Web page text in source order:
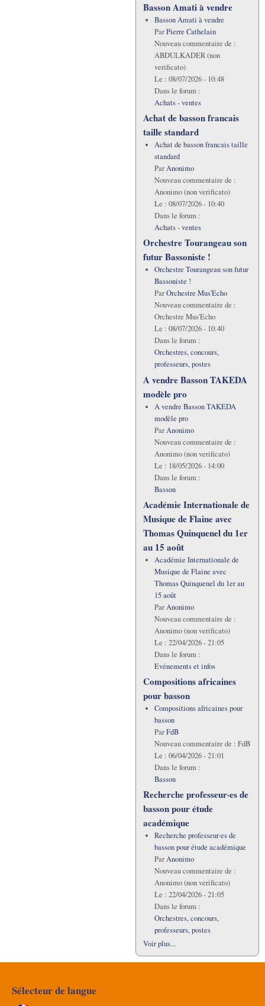
Basson Amati à vendre
Basson Amati à vendre
ParPierre Cathelain
Nouveau commentaire de :
ABDULKADER (non
verificato)
Le : 08/07/2026 - 10:48
Dans le forum :
Achats - ventes
Achat de basson francais
taille standard
Achat de basson francais taille
standard
ParAnonimo
Nouveau commentaire de :
Anonimo (non verificato)
Le : 08/07/2026 - 10:40
Dans le forum :
Achats - ventes
Orchestre Tourangeau son
futur Bassoniste !
Orchestre Tourangeau son futur
Bassoniste !
ParOrchestre Mus'Echo
Nouveau commentaire de :
Orchestre Mus'Echo
Le : 08/07/2026 - 10:40
Dans le forum :
Orchestres, concours,
professeurs, postes
A vendre Basson TAKEDA
modèle pro
A vendre Basson TAKEDA
modèle pro
ParAnonimo
Nouveau commentaire de :
Anonimo (non verificato)
Le : 18/05/2026 - 14:00
Dans le forum :
Basson
Académie Internationale de
Musique de Flaine avec
Thomas Quinquenel du 1er
au 15 août
Académie Internationale de
Musique de Flaine avec
Thomas Quinquenel du 1er au
15 août
ParAnonimo
Nouveau commentaire de :
Anonimo (non verificato)
Le : 22/04/2026 - 21:05
Dans le forum :
Evénements et infos
Compositions africaines
pour basson
Compositions africaines pour
basson
ParFdB
Nouveau commentaire de : FdB
Le : 06/04/2026 - 21:01
Dans le forum :
Basson
Recherche professeur·es de
basson pour étude
académique
Recherche professeur·es de
basson pour étude académique
ParAnonimo
Nouveau commentaire de :
Anonimo (non verificato)
Le : 22/04/2026 - 21:05
Dans le forum :
Orchestres, concours,
professeurs, postes
Voir plus...
Sélecteur de langue